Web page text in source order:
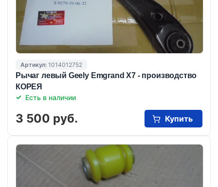
Артикул: 1014012752
Рычаг левый Geely Emgrand X7 - производство
КОРЕЯ
Есть в наличии
3 500 руб. Купить